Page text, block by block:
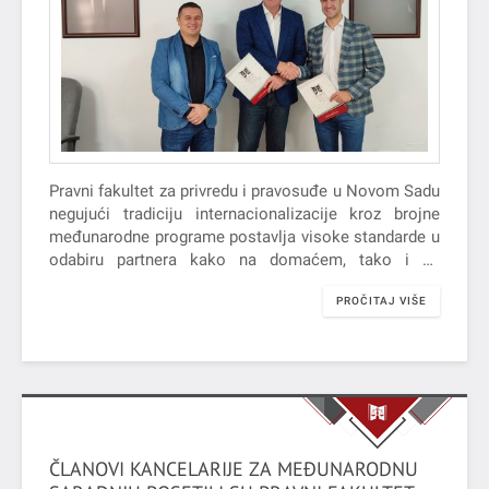
Pravni fakultet za privredu i pravosuđe u Novom Sadu
negujući tradiciju internacionalizacije kroz brojne
međunarodne programe postavlja visoke standarde u
odabiru partnera kako na domaćem, tako i na
naročito se ističe Work and Travel Program kao
PROČITAJ VIŠE
ČLANOVI KANCELARIJE ZA MEĐUNARODNU